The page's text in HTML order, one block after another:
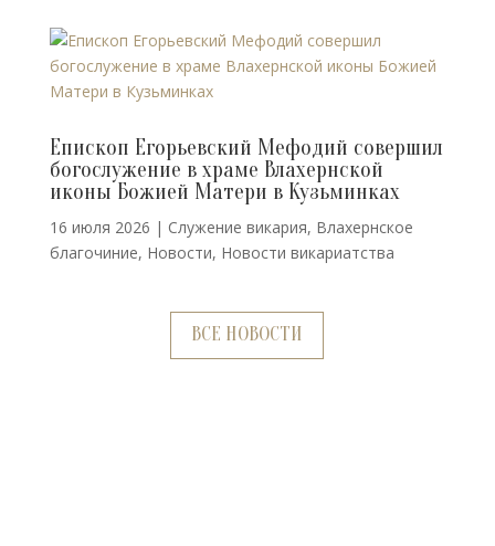
Епископ Егорьевский Мефодий совершил
богослужение в храме Влахернской
иконы Божией Матери в Кузьминках
16 июля 2026 | Cлужение викария, Влахернское
благочиние, Новости, Новости викариатства
ВСЕ НОВОСТИ